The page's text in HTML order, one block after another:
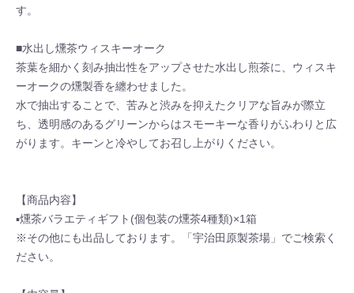
す。
■水出し燻茶ウィスキーオーク
茶葉を細かく刻み抽出性をアップさせた水出し煎茶に、ウィスキ
ーオークの燻製香を纏わせました。
水で抽出することで、苦みと渋みを抑えたクリアな旨みが際立
ち、透明感のあるグリーンからはスモーキーな香りがふわりと広
がります。キーンと冷やしてお召し上がりください。
【商品内容】
▪燻茶バラエティギフト(個包装の燻茶4種類)×1箱
※その他にも出品しております。「宇治田原製茶場」でご検索く
ださい。